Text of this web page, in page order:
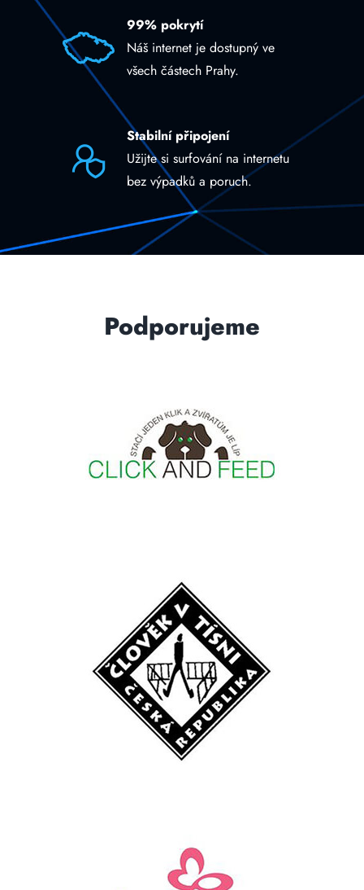
99% pokrytí
Náš internet je dostupný ve
všech částech Prahy.
Stabilní připojení
Užijte si surfování na internetu
bez výpadků a poruch.
Podporujeme